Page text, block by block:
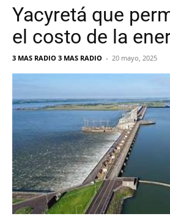
Yacyretá que
el costo de la
3 MAS RADIO 3 MAS RADIO - 20 mayo, 2025